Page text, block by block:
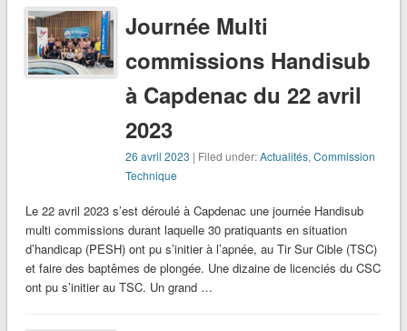
Journée Multi
commissions Handisub
à Capdenac du 22 avril
2023
26 avril 2023 | Filed under:Actualités,Commission
Technique
Le 22 avril 2023 s’est déroulé à Capdenac une journée Handisub
multi commissions durant laquelle 30 pratiquants en situation
d’handicap (PESH) ont pu s’initier à l’apnée, au Tir Sur Cible (TSC)
et faire des baptêmes de plongée. Une dizaine de licenciés du CSC
ont pu s’initier au TSC. Un grand …